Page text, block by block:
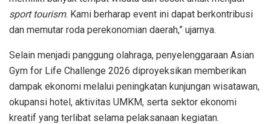
sport tourism. Kami berharap event ini dapat berkontribusi
dan memutar roda perekonomian daerah,” ujarnya.
Selain menjadi panggung olahraga, penyelenggaraan Asian
Gym for Life Challenge 2026 diproyeksikan memberikan
dampak ekonomi melalui peningkatan kunjungan wisatawan,
okupansi hotel, aktivitas UMKM, serta sektor ekonomi
kreatif yang terlibat selama pelaksanaan kegiatan.